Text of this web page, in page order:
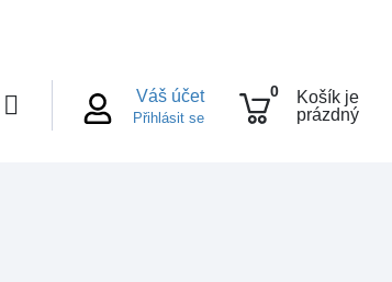
Váš účet
Přihlásit se
0
Košík je
prázdný